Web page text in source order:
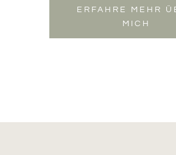
ERFAHRE MEHR
MICH